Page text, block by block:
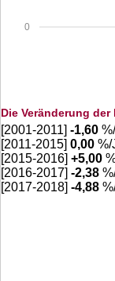
0
Die Veränderung
[2001-2011] -1,60
[2011-2015] 0,00 %/
[2015-2016] +5,00
[2016-2017] -2,38
[2017-2018] -4,88